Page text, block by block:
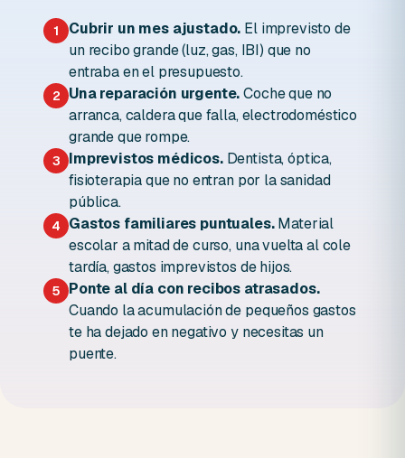
1 Cubrir un mes ajustado. El imprevisto de
un recibo grande (luz, gas, IBI) que no
entraba en el presupuesto.
2 Una reparación urgente.Coche que no
arranca, caldera que falla, electrodoméstico
grande que rompe.
3 Imprevistos médicos.Dentista, óptica,
fisioterapia que no entran por la sanidad
pública.
4 Gastos familiares puntuales.Material
escolar a mitad de curso, una vuelta al cole
tardía, gastos imprevistos de hijos.
5
Ponte al día con recibos atrasados.
Cuando la acumulación de pequeños gastos
te ha dejado en negativo y necesitas un
puente.